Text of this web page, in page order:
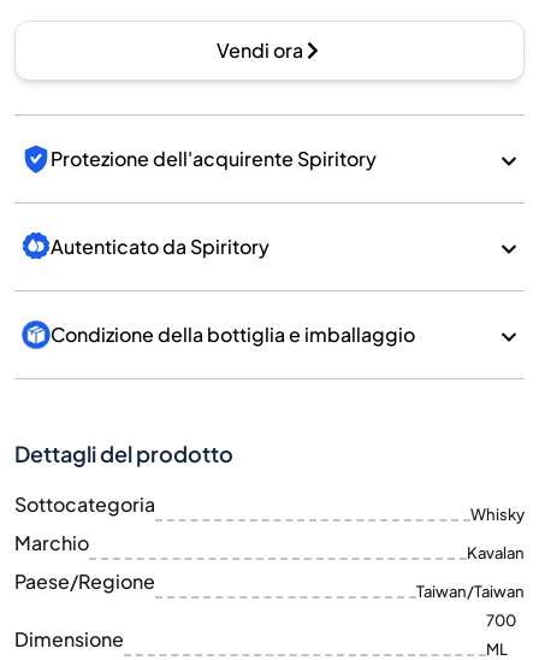
Vendi ora
Protezione dell'acquirente Spiritory
Autenticato da Spiritory
Condizione della bottiglia e imballaggio
Dettagli del prodotto
Sottocategoria Whisky
Marchio Kavalan
Paese/Regione Taiwan/Taiwan
Dimensione
700
ML